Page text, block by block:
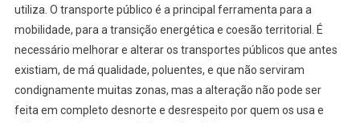
utiliza. O transporte público é a principal ferramenta para a
mobilidade, para a transição energética e coesão territorial. É
necessário melhorar e alterar os transportes públicos que antes
existiam, de má qualidade, poluentes, e que não serviram
condignamente muitas zonas, mas a alteração não pode ser
feita em completo desnorte e desrespeito por quem os usa e